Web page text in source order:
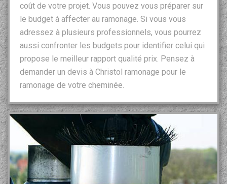
coût de votre projet. Vous pouvez vous préparer sur
le budget à affecter au ramonage. Si vous vous
adressez à plusieurs professionnels, vous pourrez
aussi confronter les budgets pour identifier celui qui
propose le meilleur rapport qualité prix. Pensez à
demander un devis à Christol ramonage pour le
ramonage de votre cheminée.